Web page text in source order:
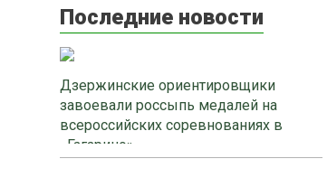
Последние новости
Дзержинские ориентировщики
завоевали россыпь медалей на
всероссийских соревнованиях в
«Гагарино»